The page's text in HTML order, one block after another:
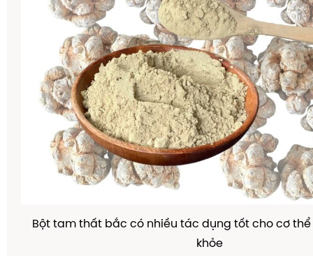
Bột tam thất bắc có nhiều tác dụng tốt cho cơ thể
khỏe